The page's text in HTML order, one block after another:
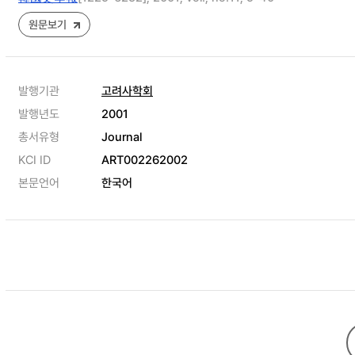
원문보기
발행기관
고려사학회
발행년도
2001
총서유형
Journal
KCI ID
ART002262002
본문언어
한국어